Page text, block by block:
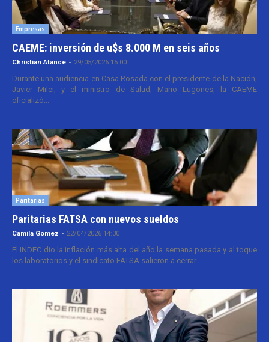
Empresas
CAEME: inversión de u$s 8.000 M en seis años
Christian Atance - 29/05/2026 15:00
Durante una audiencia en Casa Rosada con el presidente de la Nación,
Javier Milei, y el ministro de Salud, Mario Lugones, la CAEME
oficializó...
Paritarias
Paritarias FATSA con nuevos sueldos
Camila Gomez - 22/04/2026 14:30
El INDEC dio la inflación más alta del año la semana pasada y al toque
los laboratorios y el sindicato FATSA salieron a cerrar...